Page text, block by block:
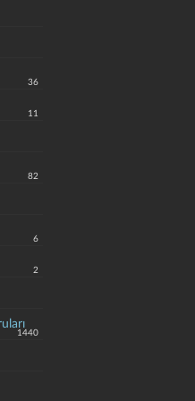
36
11
82
6
2
1440